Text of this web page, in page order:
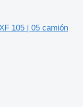
105 | 05 camión